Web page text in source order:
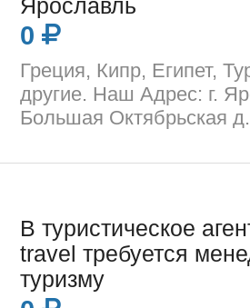
Ярославль
0
Греция, Кипр, Египет,
другие. Наш Адрес: г.
Большая Октябрьская д.
В туристическое
travel требуется
туризму